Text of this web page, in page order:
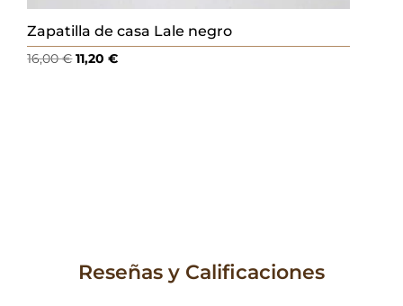
Zapatilla de casa Lale negro
16,00€El
11,20€El
Reseñas y Calificaciones